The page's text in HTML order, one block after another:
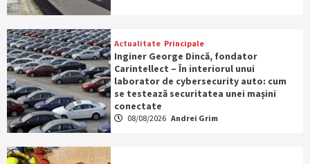
Actualitate Principale
Inginer George Dincă, fondator
Carintellect – În interiorul unui
laborator de cybersecurity auto: cum
se testează securitatea unei mașini
conectate
08/08/2026 Andrei Grim